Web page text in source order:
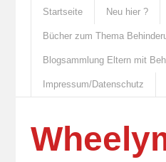
Startseite Neu hier ?
Bücher zum Thema
Blogsammlung Eltern mit
Impressum/Datenschutz